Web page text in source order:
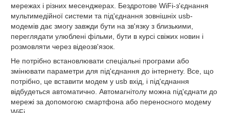
мережах і різних месенджерах. Бездротове WiFi-з'єднання
мультимедійної системи та під'єднання зовнішніх usb-
модемів дає змогу завжди бути на зв'язку з близькими,
переглядати улюблені фільми, бути в курсі свіжих новин і
розмовляти через відеозв'язок.
Не потрібно встановлювати спеціальні програми або
змінювати параметри для під'єднання до інтернету. Все, що
потрібно, це вставити модем у usb вхід, і під'єднання
відбудеться автоматично. Автомагнітолу можна під'єднати до
мережі за допомогою смартфона або переносного модему